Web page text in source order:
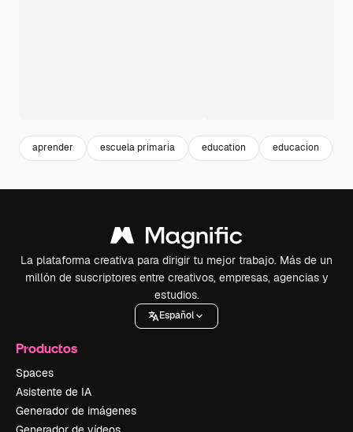
aprender escuela primaria education educacion
La plataforma creativa para dirigir tu mejor trabajo. Más de un
millón de suscriptores entre creativos, empresas, agencias y
estudios.
Español
Productos
Spaces
Asistente de IA
Generador de imágenes